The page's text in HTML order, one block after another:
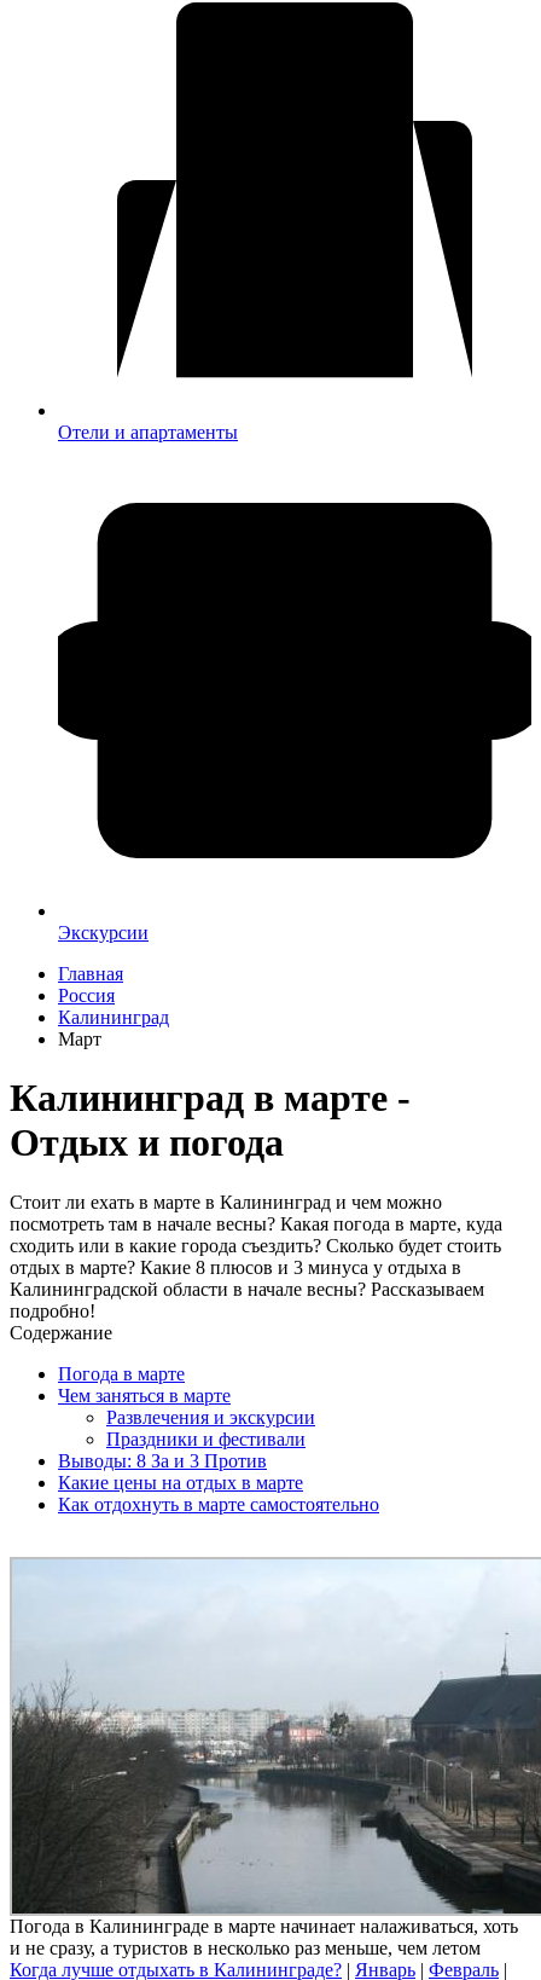
Отели и апартаменты
Экскурсии
Главная
Россия
Калининград
Март
Калининград в марте -
Отдых и погода
Стоит ли ехать в марте в Калининград и чем можно
посмотреть там в начале весны? Какая погода в марте, куда
сходить или в какие города съездить? Сколько будет стоить
отдых в марте? Какие 8 плюсов и 3 минуса у отдыха в
Калининградской области в начале весны? Рассказываем
подробно!
Содержание
Погода в марте
Чем заняться в марте
Развлечения и экскурсии
Праздники и фестивали
Выводы: 8 За и 3 Против
Какие цены на отдых в марте
Как отдохнуть в марте самостоятельно
Погода в Калининграде в марте начинает налаживаться, хоть
и не сразу, а туристов в несколько раз меньше, чем летом
Когда лучше отдыхать в Калининграде? | Январь | Февраль |